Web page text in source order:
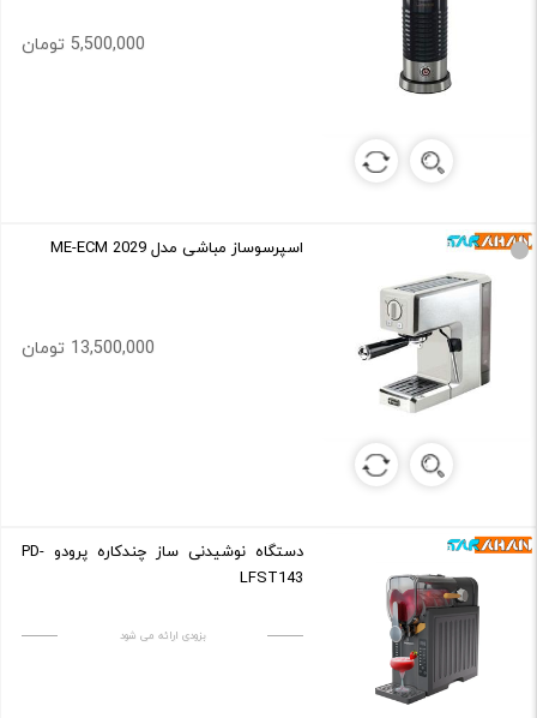
5,500,000 تومان
اسپرسوساز مباشی مدل ME-ECM 2029
13,500,000 تومان
دستگاه نوشیدنی ساز چندکاره پرودو PD-
LFST143
بزودی ارائه می شود